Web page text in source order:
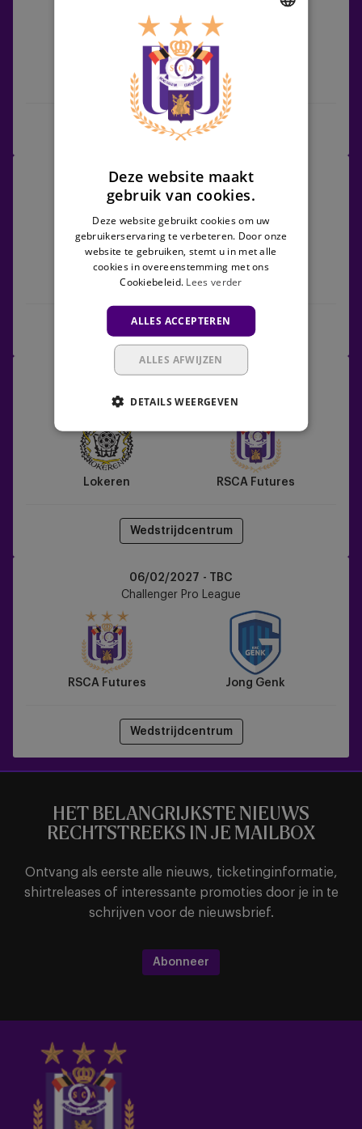
Excelsior Virton RSCA Futures
Wedstrijdcentrum
23/01/2027 - TBC
Challenger Pro League
RSCA Futures Jong Gent
Futures
30/01/2027 - TBC
Lokeren RSCA Futures
Wedstrijdcentrum
06/02/2027 - TBC
Challenger Pro League
RSCA Futures Jong Genk
Wedstrijdcentrum
HET BELANGRIJKSTE NIEUWS
RECHTSTREEKS IN JE MAILBOX
Ontvang als eerste alle nieuws, ticketinginformatie,
shirtreleases of interessante promoties door je in te
schrijven voor de nieuwsbrief.
Abonneer
Deze website maakt
gebruik van cookies.
Deze website gebruikt cookies om uw
gebruikerservaring te verbeteren. Door onze
website te gebruiken, stemt u in met alle
cookies in overeenstemming met ons
Cookiebeleid. Lees verder
ALLES ACCEPTEREN
ALLES AFWIJZEN
DETAILS WEERGEVEN